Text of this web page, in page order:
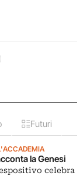
Futuri
la Genesi
celebra